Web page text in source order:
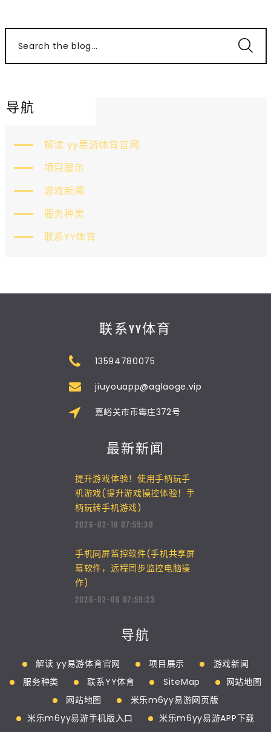
Search the blog...
导航
解读 yy易游体育官网
项目展示
游戏新闻
服务种类
联系YY体育
联系YY体育
13594780075
jiuyouapp@aglaoge.vip
嘉峪关市币霉庄372号
最新新闻
提升游戏体验！使用手柄玩手
机游戏(提升游戏操控体验！手
柄玩转手机游戏)
2026-02-10 07:59:30
手机同屏监控软件(手机共享屏
幕软件，远程同步监控电脑操
作)
2026-02-06 07:59:23
导航
解读 yy易游体育官网 项目展示
游戏新闻
服务种类
联系YY体育 SiteMap
网站地图
网站地图
米乐m6yy易游网页版
米乐m6yy易游手机版入口
米乐m6yy易游APP下载